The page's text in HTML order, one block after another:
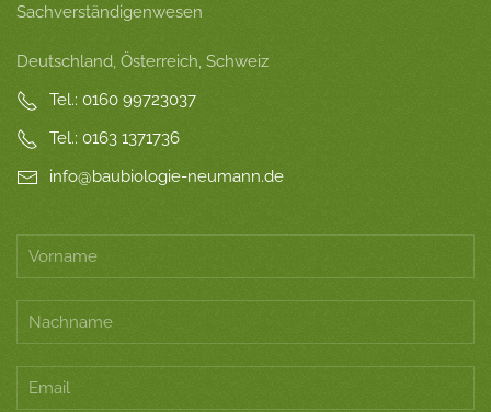
Sachverständigenwesen
Deutschland, Österreich, Schweiz
Tel.: 0160 99723037
Tel.: 0163 1371736
info@baubiologie-neumann.de